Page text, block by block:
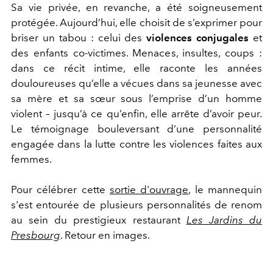
Sa vie privée, en revanche, a été soigneusement
protégée. Aujourd’hui, elle choisit de s’exprimer pour
briser un tabou : celui desviolences conjugales et
des enfants co-victimes. Menaces, insultes, coups :
dans ce récit intime, elle raconte les années
douloureuses qu’elle a vécues dans sa jeunesse avec
sa mère et sa sœur sous l’emprise d’un homme
violent – jusqu’à ce qu’enfin, elle arrête d’avoir peur.
Le témoignage bouleversant d’une personnalité
engagée dans la lutte contre les violences faites aux
femmes.
Pour célébrer cette sortie d'ouvrage, le mannequin
s'est entourée de plusieurs personnalités de renom
au sein du prestigieux restaurant Les Jardins du
Presbourg. Retour en images.